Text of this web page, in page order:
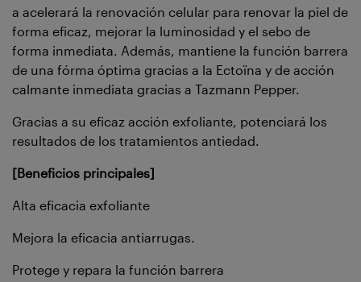
a acelerará la renovación celular para renovar la piel de
forma eficaz, mejorar la luminosidad y el sebo de
forma inmediata. Además, mantiene la función barrera
de una fórma óptima gracias a la Ectoïna y de acción
calmante inmediata gracias a Tazmann Pepper.
Gracias a su eficaz acción exfoliante, potenciará los
resultados de los tratamientos antiedad.
[Beneficios principales]
Alta eficacia exfoliante
Mejora la eficacia antiarrugas.
Protege y repara la función barrera